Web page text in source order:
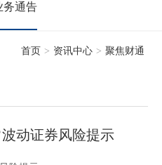
务通告
首页 > 资讯中心 > 聚焦财通
动证券风险提示